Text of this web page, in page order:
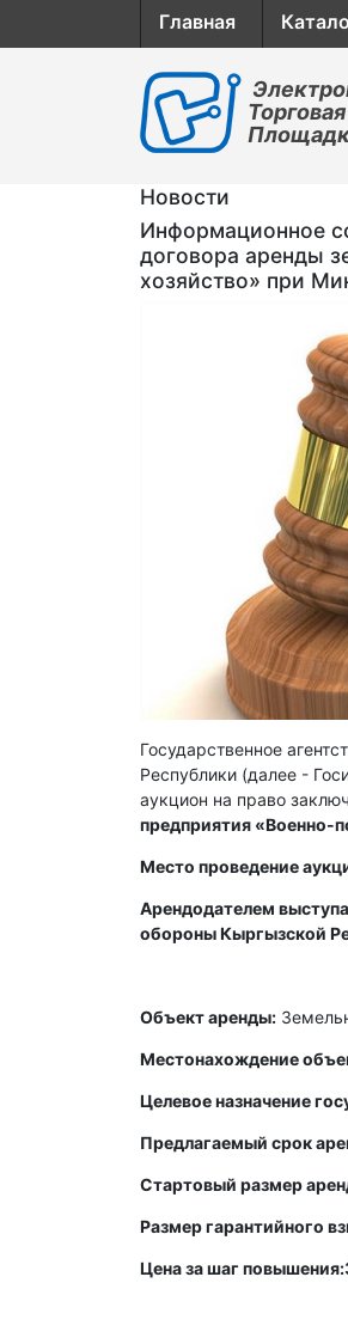
Главная
Торговая
Новости
Информационное
договора аренды
хозяйство» при
Государственное
Республики (далее -
аукцион на право
предприятия «Военно-
Место проведение
Арендодателем
обороны Кыргызской
Объект аренды:
Местонахождение
Целевое назначение
Предлагаемый срок
Стартовый размер
Размер гарантийного
Цена за шаг